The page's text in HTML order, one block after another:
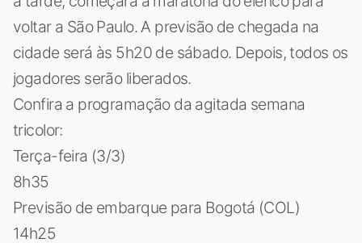
voltar a São Paulo. A previsão de chegada na
cidade será às 5h20 de sábado. Depois, todos os
jogadores serão liberados.
Confira a programação da agitada semana
tricolor:
Terça-feira (3/3)
8h35
Previsão de embarque para Bogotá (COL)
14h25